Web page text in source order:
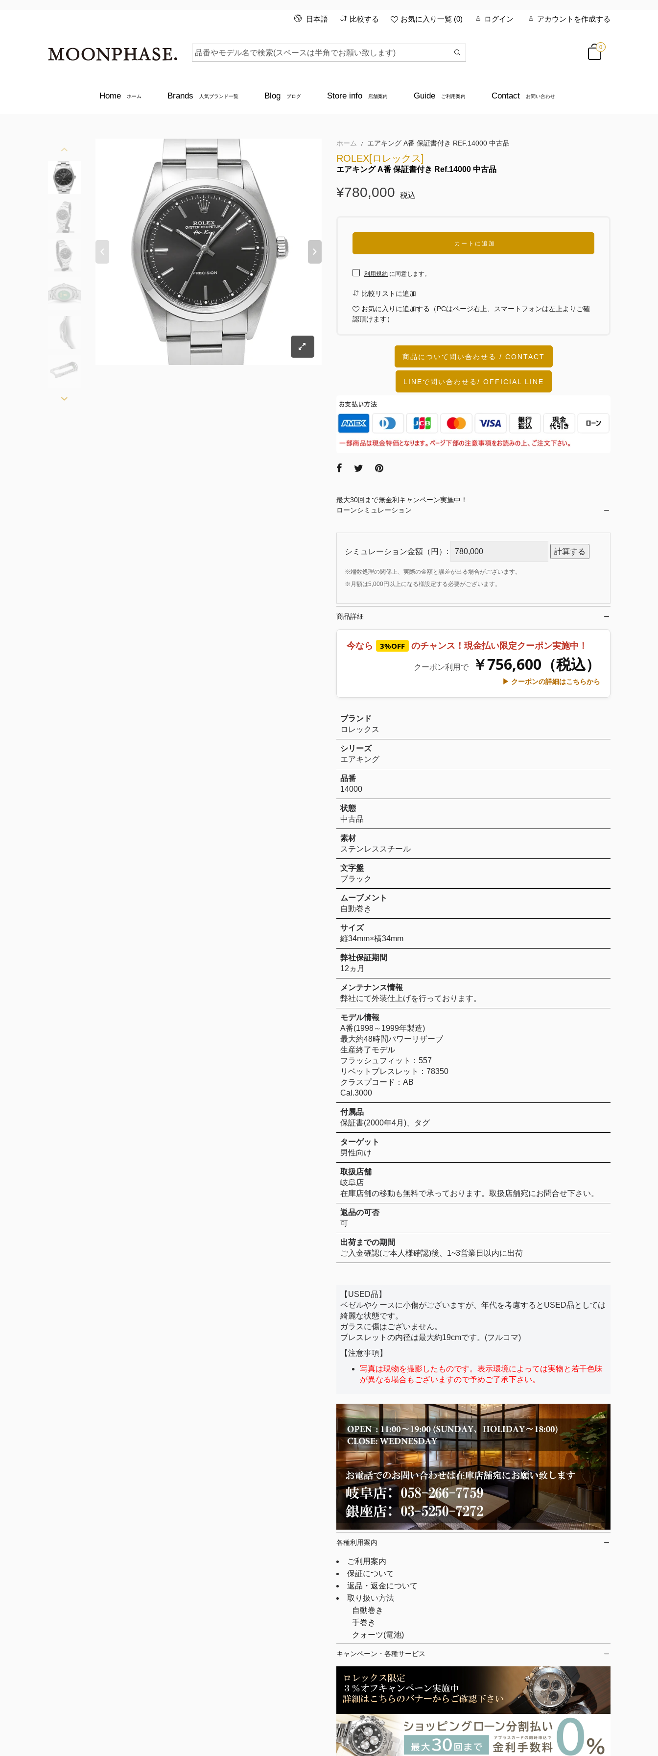
日本語 比較する お気に入り一覧 (0) ログイン アカウントを作成する
0
Home ホーム Brands 人気ブランド一覧 Blog ブログ Store info 店舗案内 Guide ご利用案内 Contact お問い合わせ
ホーム / エアキング A番 保証書付き REF.14000 中古品
ROLEX[ロレックス]
エアキング A番 保証書付き Ref.14000 中古品
¥780,000 税込
カートに追加
利用規約 に同意します。
比較リストに追加
お気に入りに追加する（PCはページ右上、スマートフォンは左上よりご確
認頂けます）
商品について問い合わせる / CONTACT
LINEで問い合わせる/ OFFICIAL LINE
最大30回まで無金利キャンペーン実施中！
ローンシミュレーション
シミュレーション金額（円）: 計算する
※端数処理の関係上、実際の金額と誤差が出る場合がございます。
※月額は5,000円以上になる様設定する必要がございます。
商品詳細
今なら 3%OFF のチャンス！現金払い限定クーポン実施中！
クーポン利用で ￥756,600（税込）
▶ クーポンの詳細はこちらから
ブランド
ロレックス
シリーズ
エアキング
品番
14000
状態
中古品
素材
ステンレススチール
文字盤
ブラック
ムーブメント
自動巻き
サイズ
縦34mm×横34mm
弊社保証期間
12ヵ月
メンテナンス情報
弊社にて外装仕上げを行っております。
モデル情報
A番(1998～1999年製造)
最大約48時間パワーリザーブ
生産終了モデル
フラッシュフィット：557
リベットブレスレット：78350
クラスプコード：AB
Cal.3000
付属品
保証書(2000年4月)、タグ
ターゲット
男性向け
取扱店舗
岐阜店
在庫店舗の移動も無料で承っております。取扱店舗宛にお問合せ下さい。
返品の可否
可
出荷までの期間
ご入金確認(ご本人様確認)後、1~3営業日以内に出荷
【USED品】
ベゼルやケースに小傷がございますが、年代を考慮するとUSED品としては
綺麗な状態です。
ガラスに傷はございません。
ブレスレットの内径は最大約19cmです。(フルコマ)
【注意事項】
写真は現物を撮影したものです。表示環境によっては実物と若干色味
が異なる場合もございますので予めご了承下さい。
各種利用案内
ご利用案内
保証について
返品・返金について
取り扱い方法
自動巻き
手巻き
クォーツ(電池)
キャンペーン・各種サービス